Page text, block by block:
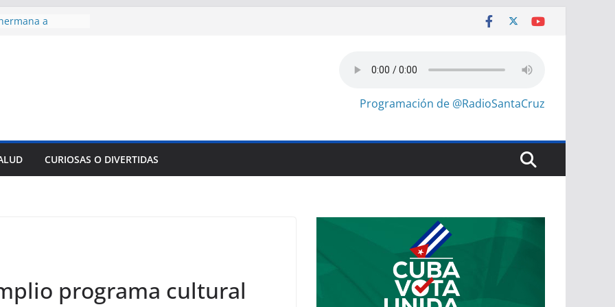
a
para el
comercio
tradicional:
de la
Ávila
Programación de @RadioSantaCruz
CURIOSAS O DIVERTIDAS
programa cultural